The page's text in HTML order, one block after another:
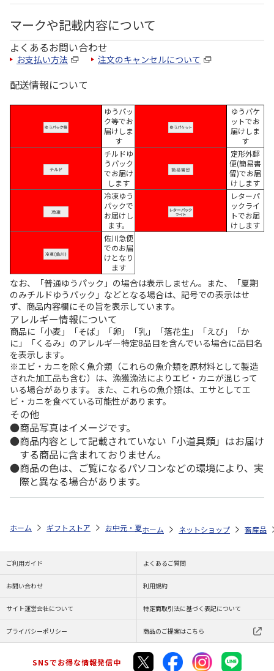
マークや記載内容について
よくあるお問い合わせ
お支払い方法 注文のキャンセルについて
配送情報について
ゆうパッ
ク等でお
届けしま
す
ゆうパケ
ットでお
届けしま
す
チルドゆ
うパック
でお届け
します
定形外郵
便(簡易書
留)でお届
けします
冷凍ゆう
パックで
お届けし
ます。
レターパ
ックライ
トでお届
けします
佐川急便
でのお届
けとなり
ます
なお、「普通ゆうパック」の場合は表示しません。また、「夏期
のみチルドゆうパック」などとなる場合は、記号での表示はせ
ず、商品内容欄にその旨を表示しています。
アレルギー情報について
商品に「小麦」「そば」「卵」「乳」「落花生」「えび」「か
に」「くるみ」のアレルギー特定8品目を含んでいる場合に品目名
を表示します。
※エビ・カニを除く魚介類（これらの魚介類を原材料として製造
された加工品も含む）は、漁獲漁法によりエビ・カニが混じって
いる場合があります。 また、これらの魚介類は、エサとしてエ
ビ・カニを食べている可能性があります。
その他
商品写真はイメージです。
商品内容として記載されていない「小道具類」はお届け
する商品に含まれておりません。
商品の色は、ご覧になるパソコンなどの環境により、実
際と異なる場合があります。
ホーム ギフトストア お中元・夏ギフト特集 2026 ゆうゆうギフト
ホーム ネットショップ 畜産品
ご利用ガイド よくあるご質問
お問い合わせ 利用規約
サイト運営会社について 特定商取引法に基づく表記について
プライバシーポリシー 商品のご提案はこちら
SNSでお得な情報発信中